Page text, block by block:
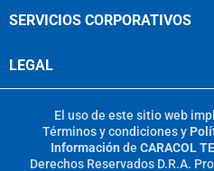
SERVICIOS CORPORATIVOS
LEGAL
El uso de este sitio web
Términos y condicionesy
Información de CARACOL
Derechos Reservados D.R.A.